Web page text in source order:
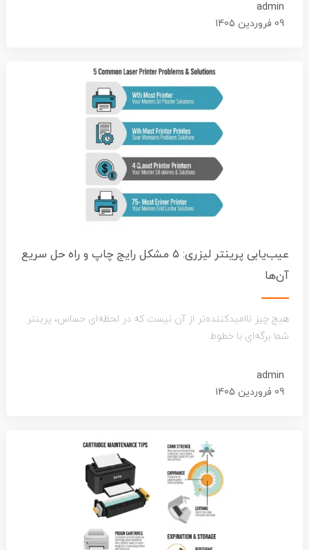
admin
عیب‌یابی پرینتر لیزری: ۵ مشکل رایج چاپ و راه حل سریع
آن‌ها
هیچ چیز ناامیدکننده‌تر از آن نیست که در لحظه‌ای حساس، پرینتر
شما برگه‌ای با خطوط
admin